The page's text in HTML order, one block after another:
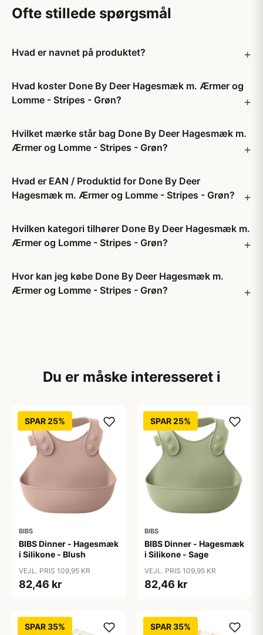
Ofte stillede spørgsmål
Hvad er navnet på produktet?
Hvad koster Done By Deer Hagesmæk m. Ærmer og
Lomme - Stripes - Grøn?
Hvilket mærke står bag Done By Deer Hagesmæk m.
Ærmer og Lomme - Stripes - Grøn?
Hvad er EAN / Produktid for Done By Deer
Hagesmæk m. Ærmer og Lomme - Stripes - Grøn?
Hvilken kategori tilhører Done By Deer Hagesmæk m.
Ærmer og Lomme - Stripes - Grøn?
Hvor kan jeg købe Done By Deer Hagesmæk m.
Ærmer og Lomme - Stripes - Grøn?
Du er måske interesseret i
SPAR 25%
BIBS
BIBS Dinner - Hagesmæk
i Silikone - Blush
VEJL. PRIS 109,95 KR
82,46 kr
SPAR 25%
BIBS
BIBS Dinner - Hagesmæk
i Silikone - Sage
VEJL. PRIS 109,95 KR
82,46 kr
SPAR 35% SPAR 35%